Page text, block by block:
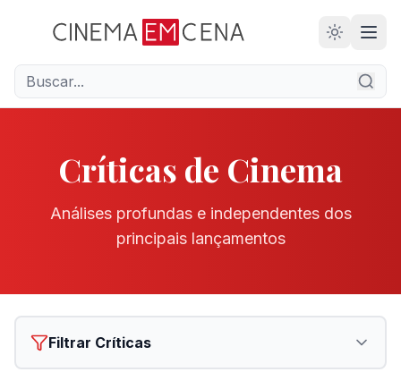
28
ANOS
Críticas de Cinema
Análises profundas e independentes dos
principais lançamentos
Filtrar Críticas